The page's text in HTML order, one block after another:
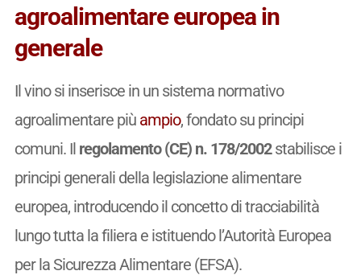
agroalimentare europea in
generale
Il vino si inserisce in un sistema normativo
agroalimentare più ampio, fondato su principi
comuni. Il regolamento (CE) n. 178/2002stabilisce i
principi generali della legislazione alimentare
europea, introducendo il concetto di tracciabilità
lungo tutta la filiera e istituendo l’Autorità Europea
per la Sicurezza Alimentare (EFSA).